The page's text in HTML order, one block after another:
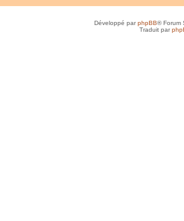
Développé parphpBB® Forum
Traduit par